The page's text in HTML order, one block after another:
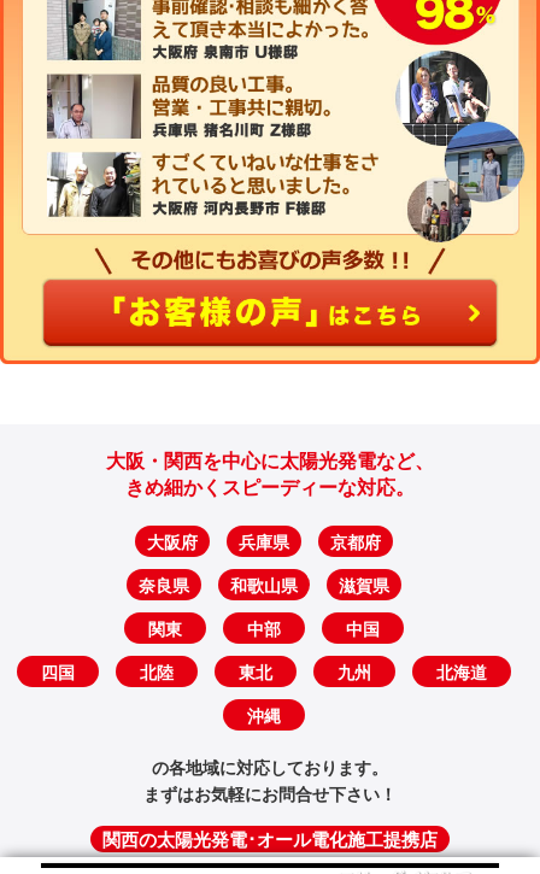
大阪・関西を中心に太陽光発電など、
きめ細かくスピーディーな対応。
大阪府 兵庫県 京都府
奈良県 和歌山県 滋賀県
関東 中部 中国
四国 北陸 東北 九州 北海道
沖縄
の各地域に対応しております。
まずはお気軽にお問合せ下さい！
関西の太陽光発電･オール電化施工提携店